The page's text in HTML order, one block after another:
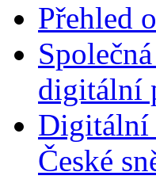
Přehled
digitální
Digitální
České